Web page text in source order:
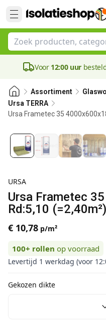
Voor 12:00 uur
Assortiment
Ursa TERRA
Ursa Frametec 35
URSA
Ursa Frametec
Rd:5,10 (=2,40m²)
€ 10,78 p/m²
100+ rollen op voorraad
Levertijd 1 werkdag (voor
Gekozen dikte